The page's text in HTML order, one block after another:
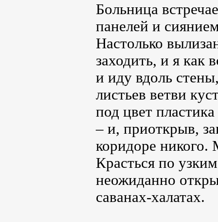
Больница
панелей и
Настолько
заходить, и я как
и иду вдоль
листьев ветви
под цвет
– и, приоткрыв,
коридоре
Красться по
неожиданно
саванах-халатах.